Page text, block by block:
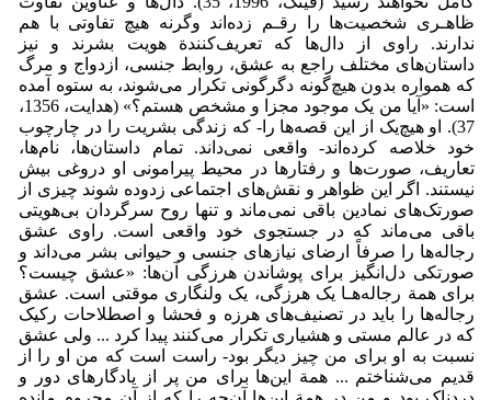
ظاهـری شخصیت‌ها را رقـم زده‌اند وگرنه هیچ تفاوتی با هم
ندارند. راوی از دال‌ها که تعریف‌کنندة هویت بشرند و نیز
داستان‌های مختلف راجع به عشق، روابط جنسی، ازدواج و مرگ
که همواره بدون هیچ‌گونه دگرگونی تکرار می‌شوند، به ستوه آمده
است: «آیا من یک موجود مجزا و مشخص هستم؟» (هدایت، 1356،
37). او هیچ‌یک از این قصه‌ها را- که زندگی بشریت را در چارچوب
خود خلاصه کرده‌اند- واقعی نمی‌داند. تمام داستان‌ها، نام‌ها،
تعاریف، صورت‌ها و رفتارها در محیط پیرامونی او دروغی بیش
نیستند. اگر این ظواهر و نقش‌های اجتماعی زدوده شوند چیزی از
صورتک‌های نمادین باقی نمی‌ماند و تنها روح سرگردان بی‌هویتی
باقی می‌ماند که در جستجوی خود واقعی است. راوی عشق
رجاله‌ها را صرفاً ارضای نیازهای جنسی و حیوانی بشر می‌داند و
صورتکی دل‌انگیز برای پوشاندن هرزگی آن‌ها: «عشق چیست؟
برای همة رجاله‌هـا یک هرزگی، یک ولنگاری موقتی است. عشق
رجاله‌ها را باید در تصنیف‌های هرزه و فحشا و اصطلاحات رکیک
که در عالم مستی و هشیاری تکرار می‌کنند پیدا کرد ... ولی عشق
نسبت به او برای من چیز دیگر بود- راست است که من او را از
قدیم می‌شناختم ... همة این‌ها برای من پر از یادگارهای دور و